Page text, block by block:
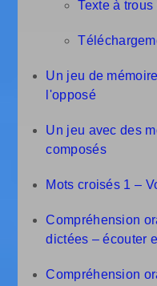
Texte à
Un jeu de
l'opposé
Un jeu avec des
composés
Mots croisés 1 –
Compréhension
dictées – écouter
Compréhension